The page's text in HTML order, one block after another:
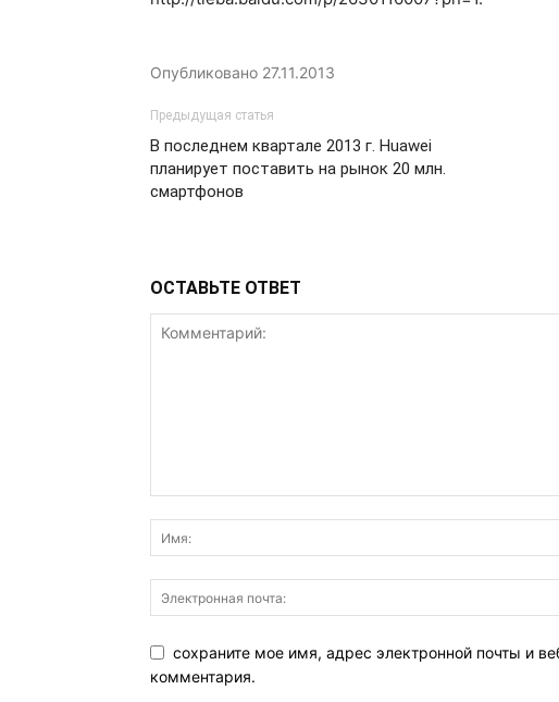
Опубликовано 27.11.2013
Предыдущая статья
В последнем квартале 2013 г. Huawei
планирует поставить на рынок 20 млн.
смартфонов
ОСТАВЬТЕ ОТВЕТ
сохраните мое имя, адрес электронной почты и
комментария.